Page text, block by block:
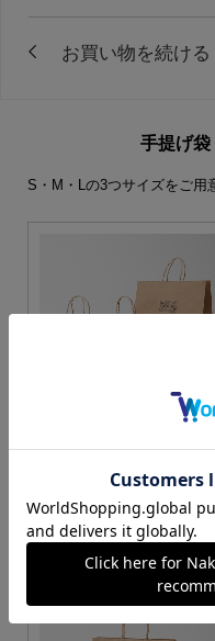
手提げ袋
S・M・Lの3つサイズをご用
カートに入れる